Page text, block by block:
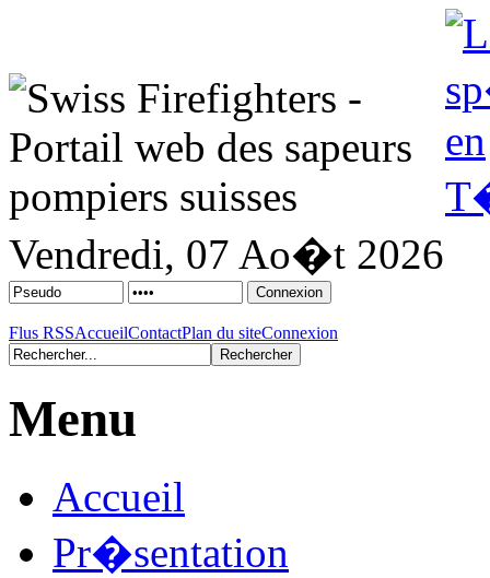
Vendredi, 07 Ao�t 2026
Flus RSSAccueilContactPlan du siteConnexion
Menu
Accueil
Pr�sentation